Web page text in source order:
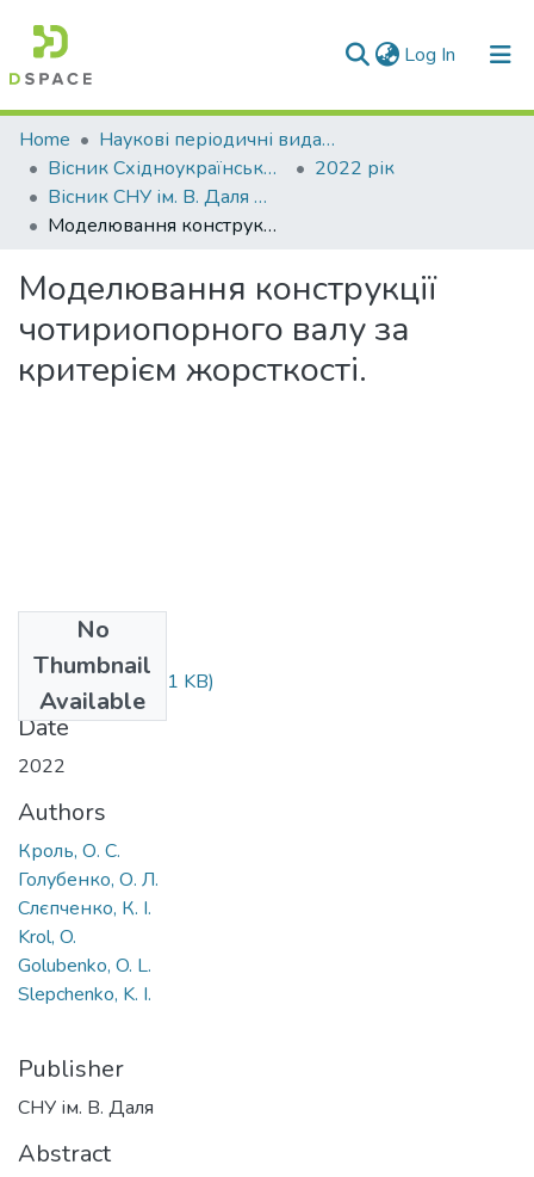
Log In (current)
Communities & Collections
All of DSpace
Statistics
Home
Наукові періодичні видання СНУ ім. В. Даля
Вісник Східноукраїнського національного університету імені В. Даля
2022 рік
Вісник СНУ ім. В. Даля № 2(272)
Моделювання конструкції чотириопорного валу за критерієм жорсткості.
Моделювання конструкції
чотириопорного валу за
критерієм жорсткості.
No
Thumbnail
Available
36-41.pdf(770.61 KB)
Date
2022
Authors
Кроль, О. С.
Голубенко, О. Л.
Слєпченко, К. І.
Krol, O.
Golubenko, O. L.
Slepchenko, K. I.
Publisher
СНУ ім. В. Даля
Abstract